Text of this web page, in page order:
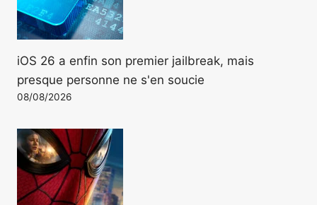
iOS 26 a enfin son premier jailbreak, mais
presque personne ne s'en soucie
08/08/2026